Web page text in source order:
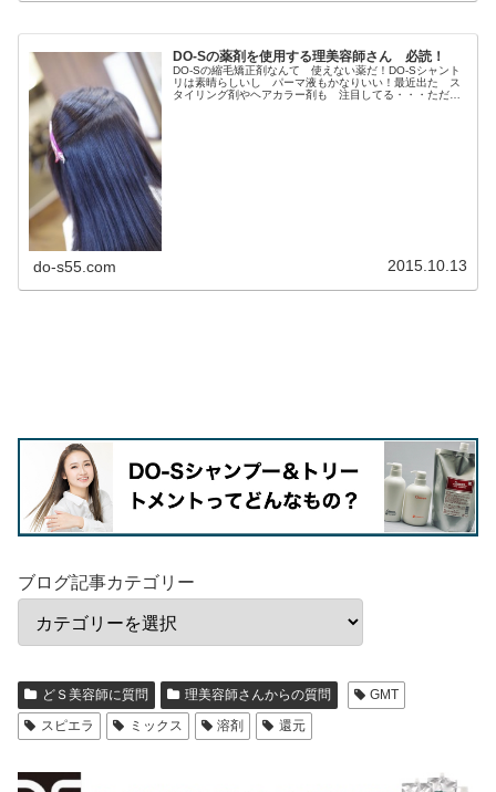
DO-Sの薬剤を使用する理美容師さん 必読！
DO-Sの縮毛矯正剤なんて 使えない薬だ！DO-Sシャント
リは素晴らしいし パーマ液もかなりいい！最近出た ス
タイリング剤やヘアカラー剤も 注目してる・・・ただ
do-s55.com 2015.10.13
ブログ記事カテゴリー
どＳ美容師に質問 理美容師さんからの質問
GMT
スピエラ
ミックス 溶剤 還元